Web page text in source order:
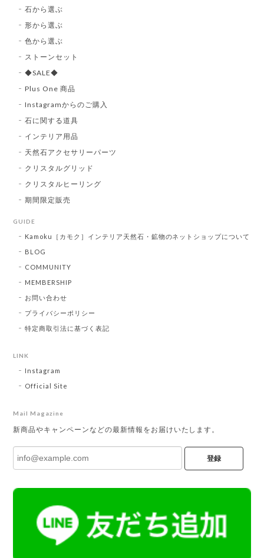
石から選ぶ
形から選ぶ
色から選ぶ
ストーンセット
◆SALE◆
Plus One 商品
Instagramからのご購入
石に関する道具
インテリア用品
天然石アクセサリーパーツ
クリスタルグリッド
クリスタルヒーリング
期間限定販売
GUIDE
Kamoku［カモク］インテリア天然石・鉱物のネットショップについて
BLOG
COMMUNITY
MEMBERSHIP
お問い合わせ
プライバシーポリシー
特定商取引法に基づく表記
LINK
Instagram
Official Site
Mail Magazine
新商品やキャンペーンなどの最新情報をお届けいたします。
登録